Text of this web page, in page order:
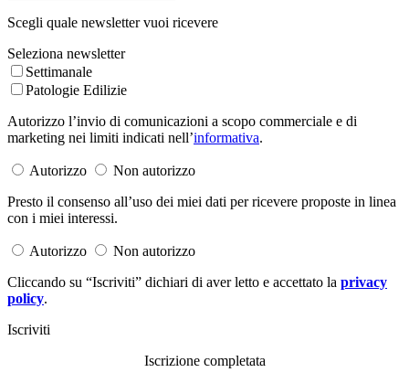
Scegli quale newsletter vuoi ricevere
Seleziona newsletter
Settimanale
Patologie Edilizie
Autorizzo l’invio di comunicazioni a scopo commerciale e di
marketing nei limiti indicati nell’informativa.
Autorizzo
Non autorizzo
Presto il consenso all’uso dei miei dati per ricevere proposte in linea
con i miei interessi.
Autorizzo
Non autorizzo
Cliccando su “Iscriviti” dichiari di aver letto e accettato la privacy
policy.
Iscriviti
Iscrizione completata